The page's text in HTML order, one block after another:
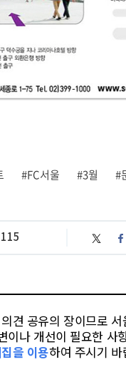
#FC서울 #3월
#
좋
115 트 페
견 공유의 장이므로
이나 개선이 필요한 사
을 이용하여 주시기 바